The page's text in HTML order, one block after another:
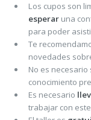
Los cupos son
esperaruna
para poder
Te
novedades
No es
conocimiento
Es necesario
trabajar con